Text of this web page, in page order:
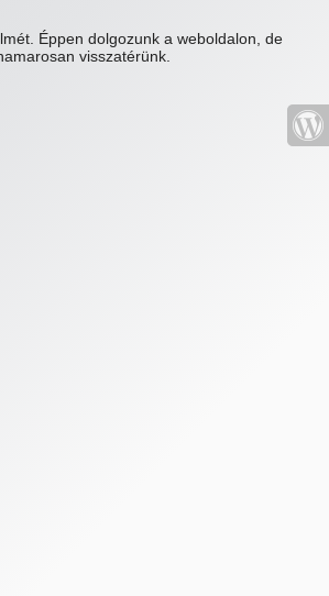
Éppen dolgozunk a weboldalon, de
visszatérünk.